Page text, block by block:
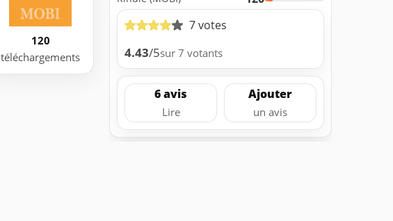
120
téléchargements
7 votes
4.43/5sur 7 votants
6 avis
Lire
Ajouter
un avis